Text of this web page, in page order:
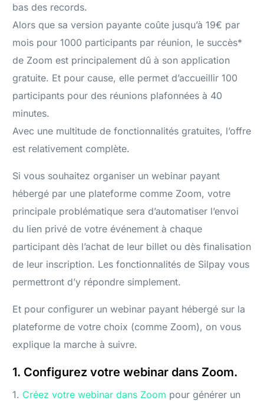
bas des records.
Alors que sa version payante coûte jusqu’à 19€ par
mois pour 1000 participants par réunion, le succès*
de Zoom est principalement dû à son application
gratuite. Et pour cause, elle permet d’accueillir 100
participants pour des réunions plafonnées à 40
minutes.
Avec une multitude de fonctionnalités gratuites, l’offre
est relativement complète.
Si vous souhaitez organiser un webinar payant
hébergé par une plateforme comme Zoom, votre
principale problématique sera d’automatiser l’envoi
du lien privé de votre événement à chaque
participant dès l’achat de leur billet ou dès finalisation
de leur inscription. Les fonctionnalités de Silpay vous
permettront d’y répondre simplement.
Et pour configurer un webinar payant hébergé sur la
plateforme de votre choix (comme Zoom), on vous
explique la marche à suivre.
1. Configurez votre webinar dans Zoom.
1. Créez votre webinar dans Zoom pour générer un